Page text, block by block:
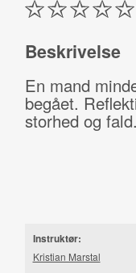
Beskrivelse
En mand
begået.
storhed og fald.
Instruktør:
Kristian Marstal